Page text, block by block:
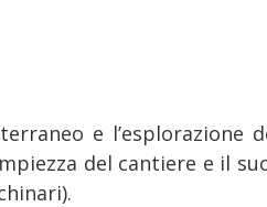
e l’esplorazione
del cantiere e il